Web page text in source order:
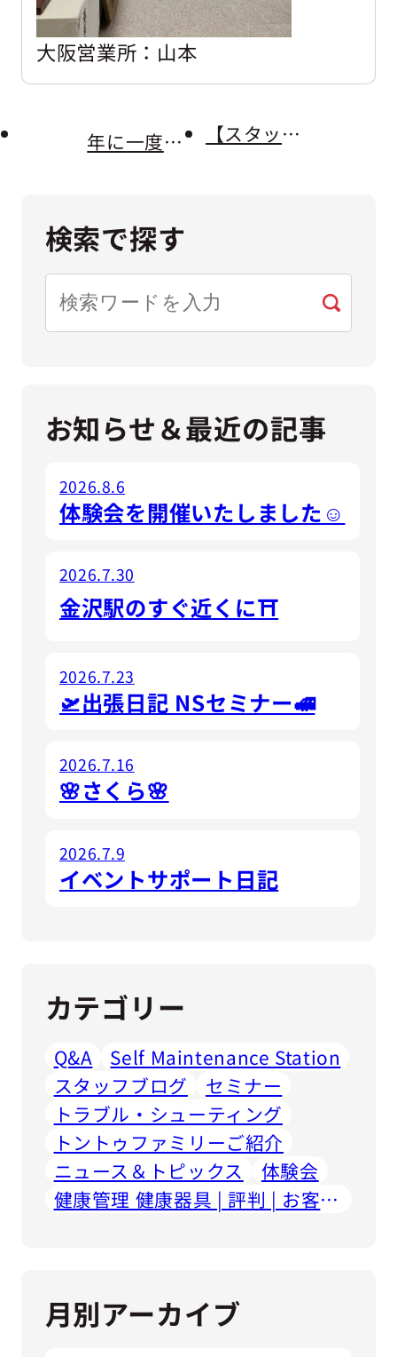
大阪営業所：山本
年に一度の基礎講座in沖縄開催！ 【スタッフおすすめの本紹介】
検索で探す
検
お知らせ＆最近の記事
2026.8.6
体験会を開催いたしました☺️
2026.7.30
金沢駅のすぐ近くに⛩
2026.7.23
🛫出張日記 NSセミナー🚅
2026.7.16
🌸さくら🌸
2026.7.9
イベントサポート日記
カテゴリー
Q&A
Self Maintenance Station
スタッフブログ
セミナー
トラブル・シューティング
トントゥファミリーご紹介
ニュース＆トピックス
体験会
健康管理 健康器具 | 評判 | お客様の声
月別アーカイブ